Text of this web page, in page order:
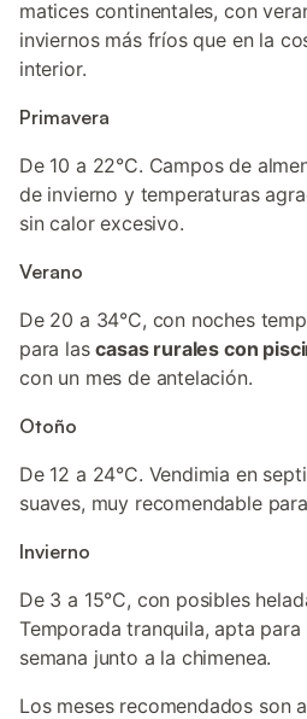
matices continentales, con
inviernos más fríos que en la
interior.
Primavera
De 10 a 22°C. Campos de
de invierno y temperaturas
sin calor excesivo.
Verano
De 20 a 34°C, con noches
para lascasas rurales con
con un mes de antelación.
Otoño
De 12 a 24°C. Vendimia en
suaves, muy recomendable
Invierno
De 3 a 15°C, con posibles
Temporada tranquila, apta
semana junto a la chimenea.
Los meses recomendados son